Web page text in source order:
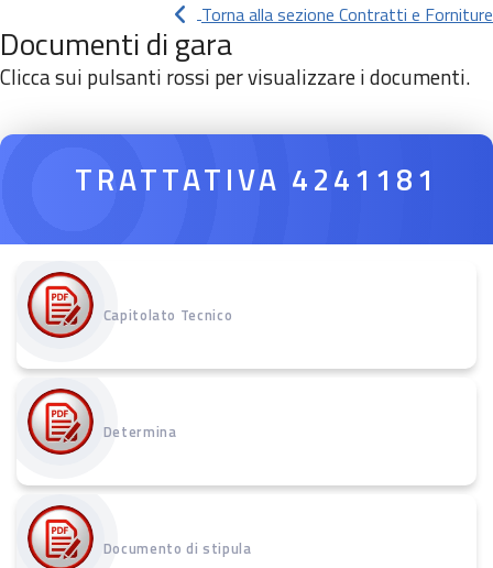
Torna alla sezione Contratti e Forniture
Documenti di gara
Clicca sui pulsanti rossi per visualizzare i documenti.
TRATTATIVA 4241181
Capitolato Tecnico
Determina
Documento di stipula